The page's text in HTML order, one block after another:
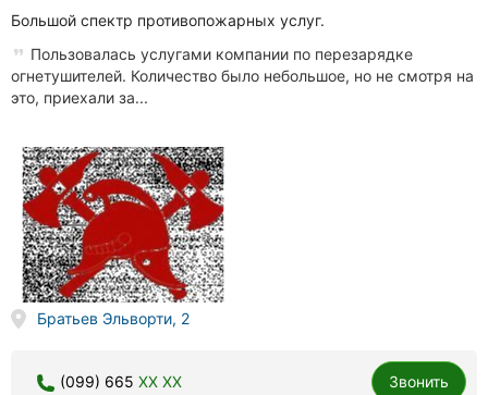
Большой спектр противопожарных услуг.
Пользовалась услугами компании по перезарядке
огнетушителей. Количество было небольшое, но не смотря на
это, приехали за...
Братьев Эльворти, 2
(099) 665 XX XX Звонить